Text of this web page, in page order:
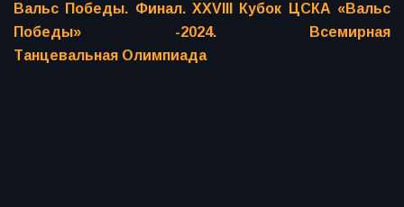
Вальс Победы. Финал. XXVIII Кубок ЦСКА «Вальс
Победы» -2024. Всемирная
Танцевальная Олимпиада